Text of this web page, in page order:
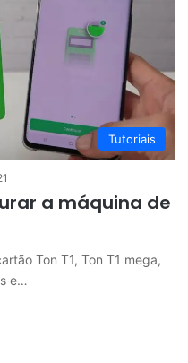
Tutoriais
a máquina de
Ton T1, Ton T1 mega,
e…